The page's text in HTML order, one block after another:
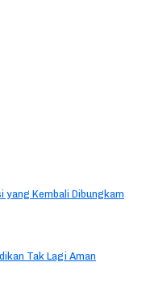
yang Kembali Dibungkam
Tak Lagi Aman